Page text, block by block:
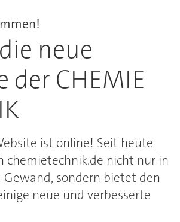
neue
der CHEMIE
ist online! Seit heute
chemietechnik.de nicht nur in
sondern bietet den
neue und verbesserte